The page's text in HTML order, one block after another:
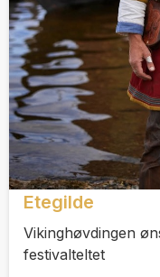
Etegilde
Vikinghøvdingen
festivalteltet